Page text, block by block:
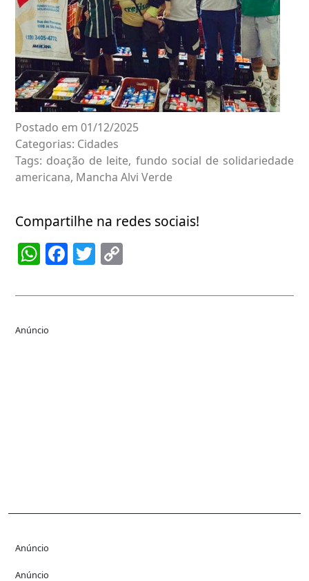
Postado em 01/12/2025
Categorias: Cidades
Tags: doação de leite, fundo social de solidariedade
americana, Mancha Alvi Verde
Compartilhe na redes sociais!
WhatsApp
Facebook
Twitter
Anúncio
Anúncio
Anúncio